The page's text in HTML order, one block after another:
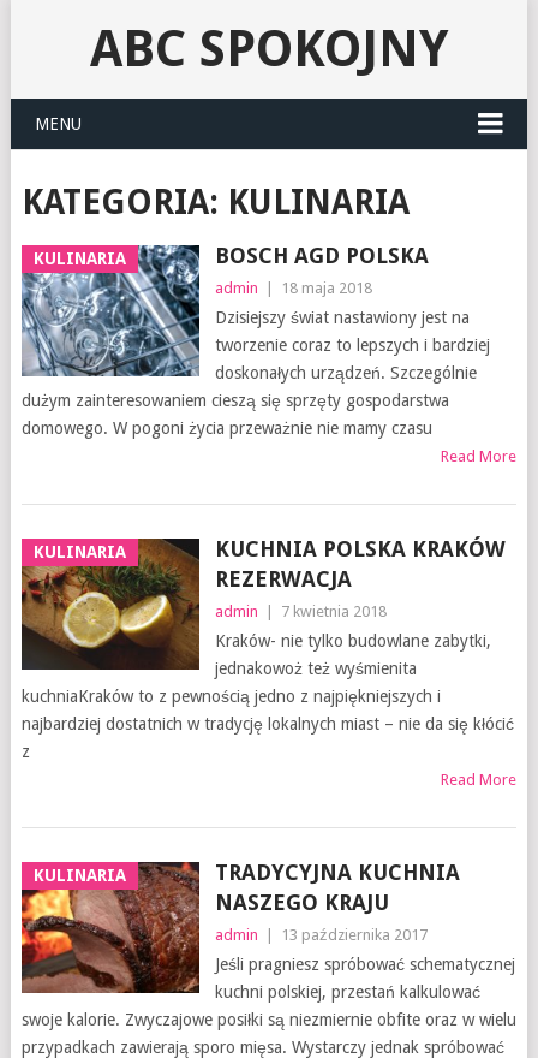
ABC SPOKOJNY
MENU
KATEGORIA: KULINARIA
KULINARIA BOSCH AGD POLSKA
admin 18 maja 2018
Dzisiejszy świat nastawiony jest na
tworzenie coraz to lepszych i bardziej
doskonałych urządzeń. Szczególnie
dużym zainteresowaniem cieszą się sprzęty gospodarstwa
domowego. W pogoni życia przeważnie nie mamy czasu
Read More
KULINARIA
KUCHNIA POLSKA KRAKÓW
REZERWACJA
admin 7 kwietnia 2018
Kraków- nie tylko budowlane zabytki,
jednakowoż też wyśmienita
kuchniaKraków to z pewnością jedno z najpiękniejszych i
najbardziej dostatnich w tradycję lokalnych miast – nie da się kłócić
z
Read More
KULINARIA
TRADYCYJNA KUCHNIA
NASZEGO KRAJU
admin 13 października 2017
Jeśli pragniesz spróbować schematycznej
kuchni polskiej, przestań kalkulować
swoje kalorie. Zwyczajowe posiłki są niezmiernie obfite oraz w wielu
przypadkach zawierają sporo mięsa. Wystarczy jednak spróbować